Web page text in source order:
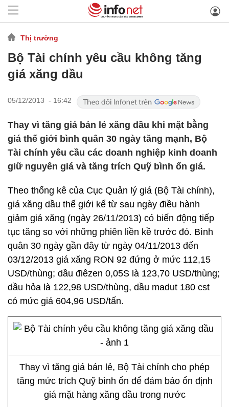
Thị trường
Bộ Tài chính yêu cầu không tăng
giá xăng dầu
05/12/2013 - 16:42
Thay vì tăng giá bán lẻ xăng dầu khi mặt bằng
giá thế giới bình quân 30 ngày tăng mạnh, Bộ
Tài chính yêu cầu các doanh nghiệp kinh doanh
giữ nguyên giá và tăng trích Quỹ bình ổn giá.
Theo thống kê của Cục Quản lý giá (Bộ Tài chính),
giá xăng dầu thế giới kể từ sau ngày điều hành
giảm giá xăng (ngày 26/11/2013) có biến động tiếp
tục tăng so với những phiên liền kề trước đó. Bình
quân 30 ngày gần đây từ ngày 04/11/2013 đến
03/12/2013 giá xăng RON 92 đứng ở mức 112,15
USD/thùng; dầu điêzen 0,05S là 123,70 USD/thùng;
dầu hỏa là 122,98 USD/thùng, dầu madut 180 cst
có mức giá 604,96 USD/tấn.
Thay vì tăng giá bán lẻ, Bộ Tài chính cho phép
tăng mức trích Quỹ bình ổn để đảm bảo ổn định
giá mặt hàng xăng dầu trong nước